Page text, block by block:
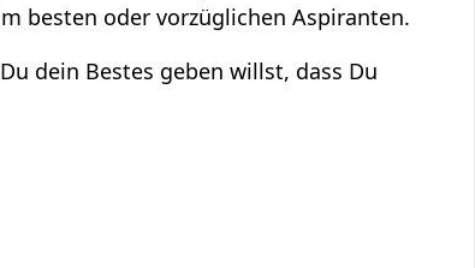
besten oder vorzüglichen Aspiranten.
dein Bestes geben willst, dass Du